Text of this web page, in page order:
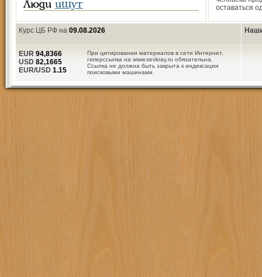
Люди ищут
оставаться
Курс ЦБ РФ на 09.08.2026
При цитировании материалов в сети Интернет,
гиперссылка на www.sevkray.ru обязательна.
Ссылка не должна быть закрыта к индексации
поисковыми машинами.
EUR 94,8366
USD 82,1665
EUR/USD 1.15